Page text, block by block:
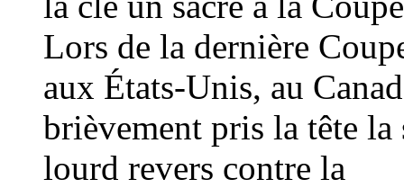
Lors de la dernière
aux États-Unis, au
brièvement pris la tête
lourd revers contre la